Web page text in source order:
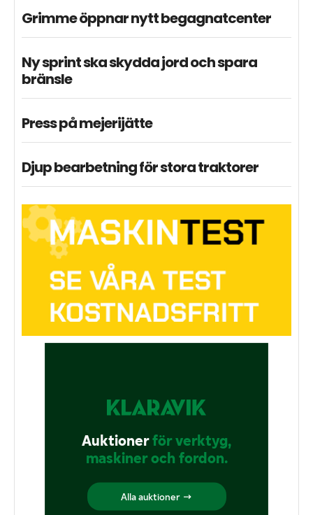
Grimme öppnar nytt begagnatcenter
Ny sprint ska skydda jord och spara
bränsle
Press på mejerijätte
Djup bearbetning för stora traktorer